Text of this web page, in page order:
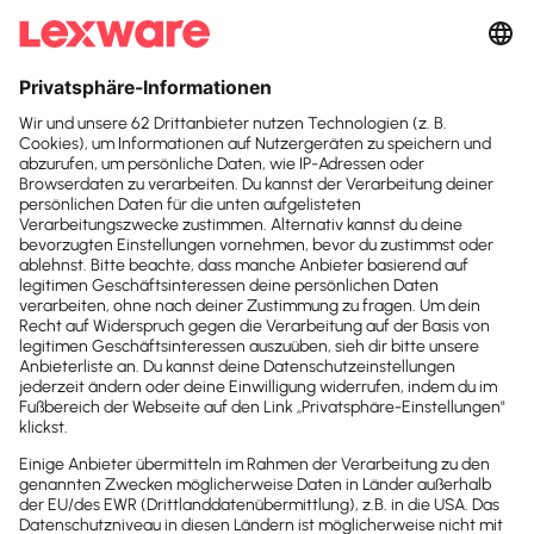
Suchfeld
Suchen
KI in der
Steuerkanzlei:Worauf
es wirklich ankommt
Wie sieht der Einsatz von KI in der
Steuerkanzlei aus? Es gibt ungezählte
Faktoren und Optionen, die wichtigsten
stellen wir Ihnen vor. Teil 5: Faktor Mensch!